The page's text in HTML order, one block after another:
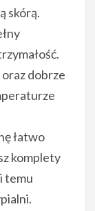
skórą.
dobrze
łatwo
komplety
temu